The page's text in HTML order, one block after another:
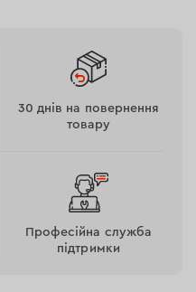
антифрикційний та
поєднання
і корозії; змазка
впливом води.
перегріванню
30 днів на повернення
товару
Професійна служба
підтримки